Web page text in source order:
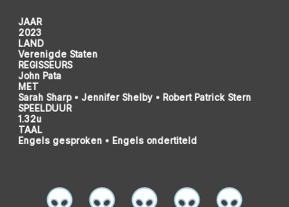
JAAR
2023
LAND
Verenigde Staten
REGISSEURS
John Pata
MET
Sarah Sharp • Jennifer Shelby • Robert Patrick Stern
SPEELDUUR
1.32u
TAAL
Engels gesproken • Engels ondertiteld